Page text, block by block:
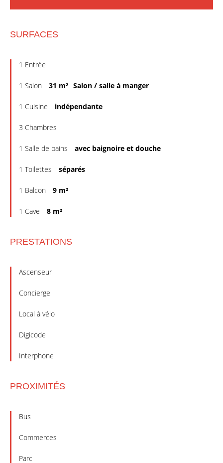
SURFACES
1 Entrée
1 Salon 31 m² Salon / salle à manger
1 Cuisine indépendante
3 Chambres
1 Salle de bains avec baignoire et douche
1 Toilettes séparés
1 Balcon 9 m²
1 Cave 8 m²
PRESTATIONS
Ascenseur
Concierge
Local à vélo
Digicode
Interphone
PROXIMITÉS
Bus
Commerces
Parc